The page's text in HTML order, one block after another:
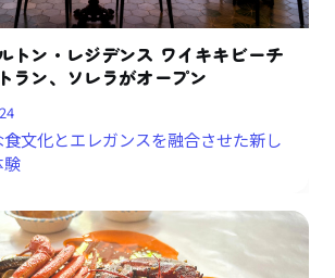
トン・レジデンス ワイキキビーチ
ラン、ソレラがオープン
文化とエレガンスを融合させた新し
験